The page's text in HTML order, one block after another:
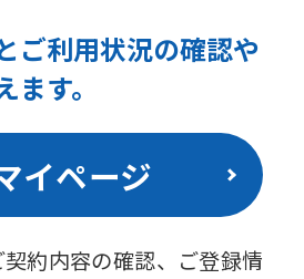
ご利用状況の確認や
す。
ページ
約内容の確認、ご登録情